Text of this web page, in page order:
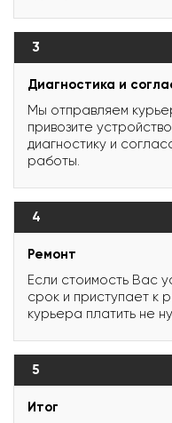
3
Диагностика и
Мы отправляем
привозите
диагностику и
работы.
4
Ремонт
Если стоимость Вас
срок и приступает к
курьера платить не
5
Итог